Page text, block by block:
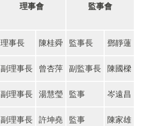
理事會 監事會
理事長 陳桂舜 監事長 鄧靜蓮
副理事長 曾杏萍 副監事長 陳國樑
副理事長 湯慧瑩 監事 岑遠昌
副理事長 許坤堯 監事 陳家雄